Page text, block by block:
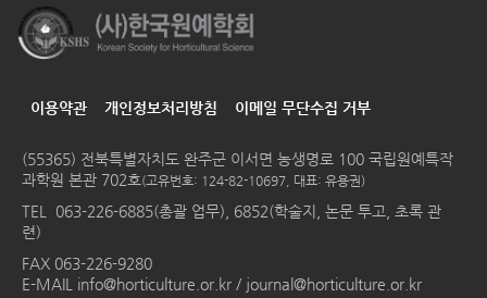
이용약관 개인정보처리방침 이메일 무단수집 거부
(55365) 전북특별자치도 완주군 이서면 농생명로 100 국립원예특작
과학원 본관 702호(고유번호: 124-82-10697, 대표: 유용권)
TEL 063-226-6885(총괄 업무), 6852(학술지, 논문 투고, 초록 관
련)
FAX 063-226-9280
E-MAIL info@horticulture.or.kr / journal@horticulture.or.kr